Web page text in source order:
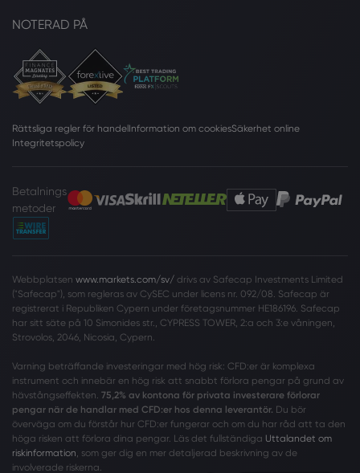
NOTERAD PÅ
Rättsliga regler för handelInformation om cookiesSäkerhet online
Integritetspolicy
Betalnings
metoder
Webbplatsen www.markets.com/sv/ drivs av Safecap Investments Limited
("Safecap"), som regleras av CySEC under licens nr. 092/08. Safecap är
registrerat i Republiken Cypern under företagsnummer HE186196. Safecap
har sitt säte på 10 Simonides str., CYPRESS TOWER, 2:a och 3:e våningen,
Strovolos, 2046, Nicosia, Cypern.
Varning beträffande investeringar med hög risk: CFD:er är komplexa
instrument och innebär en hög risk att snabbt förlora pengar på grund av
hävstångseffekten. 75,2% av kontona för privata investerare förlorar
pengar när de handlar med CFD:er hos denna leverantör. Du bör
överväga om du förstår hur CFD:er fungerar och om du har råd att ta den
höga risken att förlora dina pengar. Läs det fullständiga Uttalandet om
riskinformation , som ger dig en mer detaljerad beskrivning av de
involverade riskerna.